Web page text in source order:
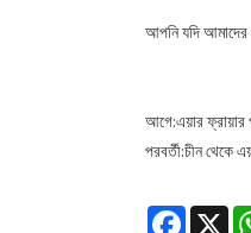
আপনি যদি আমাদের
আগে:এয়ার ফ্রায়ার
পরবর্তী:চীন থেকে
X